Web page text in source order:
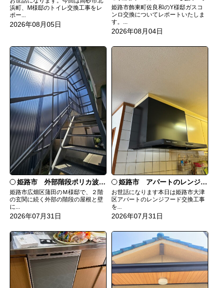
浜町、M様邸のトイレ交換工事をレ
ポー...
2026年08月05日
姫路市飾東町佐良和のY様邸ガスコ
ンロ交換についてレポートいたしま
す。...
2026年08月04日
姫路市 外部階段ポリカ波板張替工事
姫路市広畑区蒲田のＭ様邸で、２階
の玄関に続く外部の階段の屋根と壁
に...
2026年07月31日
姫路市 アパートのレンジフード交換
お世話になります本日は姫路市大津
区アパートのレンジフード交換工事
を...
2026年07月31日